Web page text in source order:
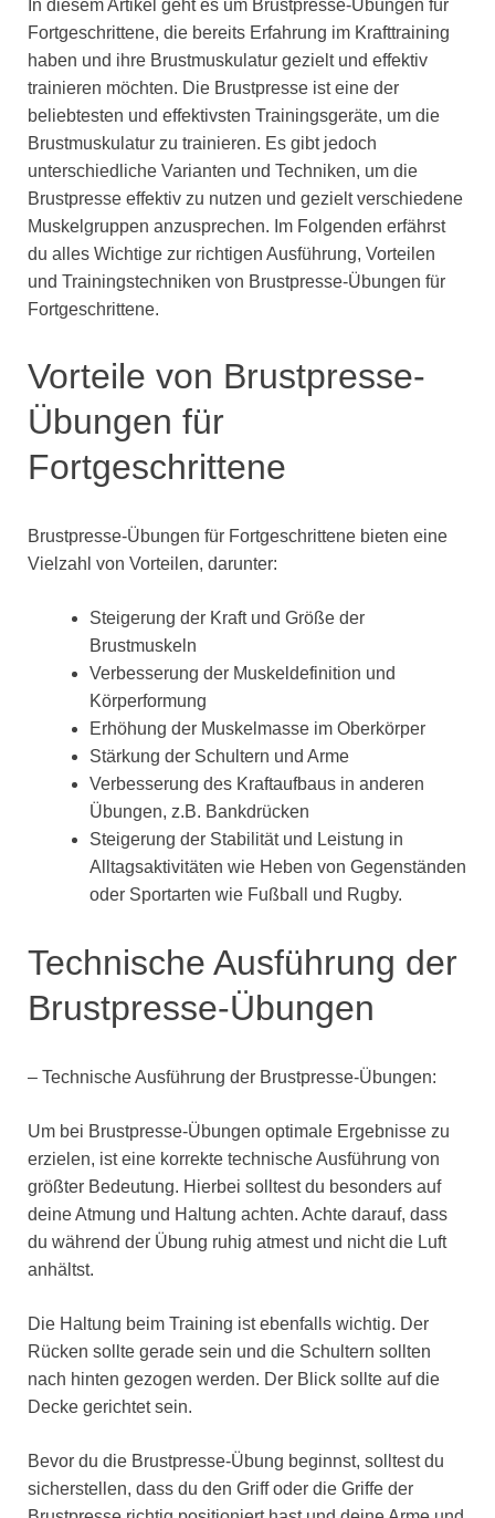
In diesem Artikel geht es um Brustpresse-Übungen für
Fortgeschrittene, die bereits Erfahrung im Krafttraining
haben und ihre Brustmuskulatur gezielt und effektiv
trainieren möchten. Die Brustpresse ist eine der
beliebtesten und effektivsten Trainingsgeräte, um die
Brustmuskulatur zu trainieren. Es gibt jedoch
unterschiedliche Varianten und Techniken, um die
Brustpresse effektiv zu nutzen und gezielt verschiedene
Muskelgruppen anzusprechen. Im Folgenden erfährst
du alles Wichtige zur richtigen Ausführung, Vorteilen
und Trainingstechniken von Brustpresse-Übungen für
Fortgeschrittene.
Vorteile von Brustpresse-
Übungen für
Fortgeschrittene
Brustpresse-Übungen für Fortgeschrittene bieten eine
Vielzahl von Vorteilen, darunter:
Steigerung der Kraft und Größe der
Brustmuskeln
Verbesserung der Muskeldefinition und
Körperformung
Erhöhung der Muskelmasse im Oberkörper
Stärkung der Schultern und Arme
Verbesserung des Kraftaufbaus in anderen
Übungen, z.B. Bankdrücken
Steigerung der Stabilität und Leistung in
Alltagsaktivitäten wie Heben von Gegenständen
oder Sportarten wie Fußball und Rugby.
Technische Ausführung der
Brustpresse-Übungen
– Technische Ausführung der Brustpresse-Übungen:
Um bei Brustpresse-Übungen optimale Ergebnisse zu
erzielen, ist eine korrekte technische Ausführung von
größter Bedeutung. Hierbei solltest du besonders auf
deine Atmung und Haltung achten. Achte darauf, dass
du während der Übung ruhig atmest und nicht die Luft
anhältst.
Die Haltung beim Training ist ebenfalls wichtig. Der
Rücken sollte gerade sein und die Schultern sollten
nach hinten gezogen werden. Der Blick sollte auf die
Decke gerichtet sein.
Bevor du die Brustpresse-Übung beginnst, solltest du
sicherstellen, dass du den Griff oder die Griffe der